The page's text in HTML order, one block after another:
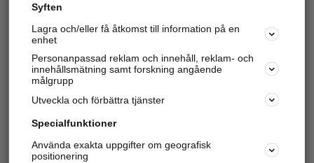
Har du redan verifierat ditt företag? Logga in
Varje vecka besöker du och4 miljoner
andra
härliga användare oss för att hitta rätt lokal
Syften
Lagra och/eller få åtkomst till information på en
enhet
Personanpassad reklam och innehåll, reklam- och
innehållsmätning samt forskning angående
målgrupp
Utveckla och förbättra tjänster
Specialfunktioner
Använda exakta uppgifter om geografisk
positionering